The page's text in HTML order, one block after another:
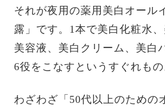
それが夜用の薬用美白オール
露」です。1本で美白化粧水
美容液、美白クリーム、美白
6役をこなすというすぐれもの
わざわざ「50代以上のための